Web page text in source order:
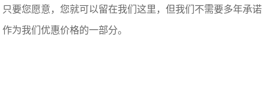
只要您愿意，您就可以留在我们这里，但我们不需要多年承诺
作为我们优惠价格的一部分。